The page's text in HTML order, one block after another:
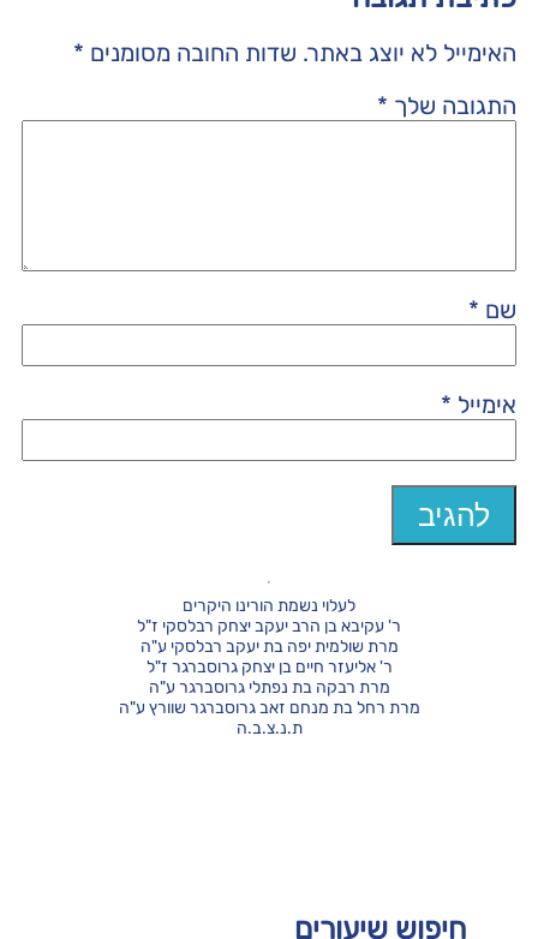
האימייל לא יוצג באתר. שדות החובה מסומנים *
התגובה שלך *
שם *
אימייל *
חיפוש שיעורים
לעלוי נשמת הורינו היקרים
ר' עקיבא בן הרב יעקב יצחק רבלסקי ז"ל
מרת שולמית יפה בת יעקב רבלסקי ע"ה
ר' אליעזר חיים בן יצחק גרוסברגר ז"ל
מרת רבקה בת נפתלי גרוסברגר ע"ה
מרת רחל בת מנחם זאב גרוסברגר שוורץ ע"ה
ת.נ.צ.ב.ה